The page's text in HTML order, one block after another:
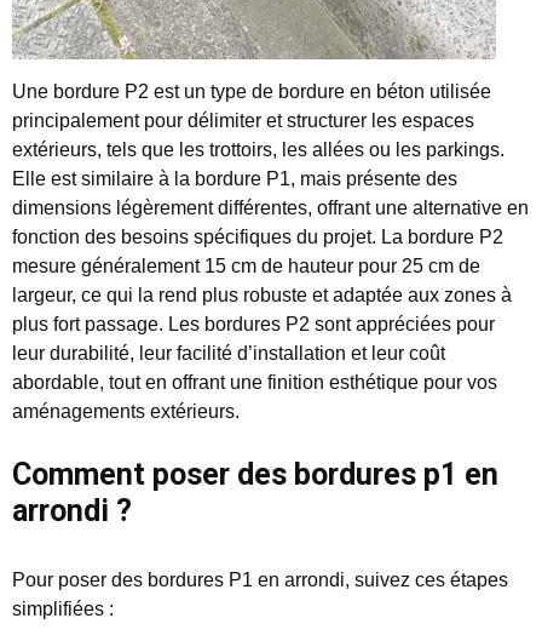
Une bordure P2 est un type de bordure en béton utilisée
principalement pour délimiter et structurer les espaces
extérieurs, tels que les trottoirs, les allées ou les parkings.
Elle est similaire à la bordure P1, mais présente des
dimensions légèrement différentes, offrant une alternative en
fonction des besoins spécifiques du projet. La bordure P2
mesure généralement 15 cm de hauteur pour 25 cm de
largeur, ce qui la rend plus robuste et adaptée aux zones à
plus fort passage. Les bordures P2 sont appréciées pour
leur durabilité, leur facilité d’installation et leur coût
abordable, tout en offrant une finition esthétique pour vos
aménagements extérieurs.
Comment poser des bordures p1 en
arrondi ?
Pour poser des bordures P1 en arrondi, suivez ces étapes
simplifiées :